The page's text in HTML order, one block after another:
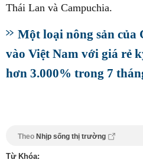
Thái Lan và Campuchia.
Một loại nông sản của
vào Việt Nam với giá rẻ
hơn 3.000% trong 7
Theo Nhịp sống thị trường
Từ Khóa: